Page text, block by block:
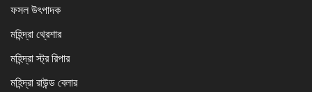
ফসল উৎপাদক
মহিন্দ্রা থ্রেশার
মহিন্দ্রা স্ট্র রিপার
মহিন্দ্রা রাউন্ড বেলার